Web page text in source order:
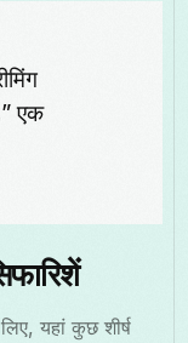
एक
यहां कुछ शीर्ष